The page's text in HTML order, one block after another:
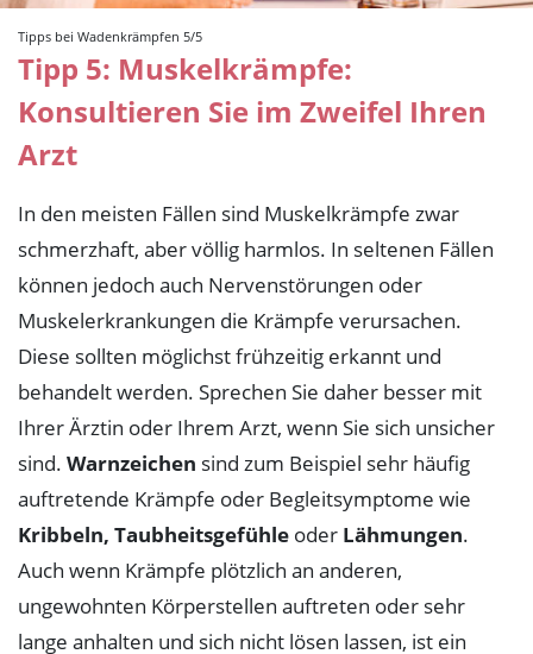
Tipps bei Wadenkrämpfen 5/5
Tipp 5: Muskelkrämpfe:
Konsultieren Sie im Zweifel Ihren
Arzt
In den meisten Fällen sind Muskelkrämpfe zwar
schmerzhaft, aber völlig harmlos. In seltenen Fällen
können jedoch auch Nervenstörungen oder
Muskelerkrankungen die Krämpfe verursachen.
Diese sollten möglichst frühzeitig erkannt und
behandelt werden. Sprechen Sie daher besser mit
Ihrer Ärztin oder Ihrem Arzt, wenn Sie sich unsicher
sind. Warnzeichen sind zum Beispiel sehr häufig
auftretende Krämpfe oder Begleitsymptome wie
Kribbeln, Taubheitsgefühle oder Lähmungen.
Auch wenn Krämpfe plötzlich an anderen,
ungewohnten Körperstellen auftreten oder sehr
lange anhalten und sich nicht lösen lassen, ist ein